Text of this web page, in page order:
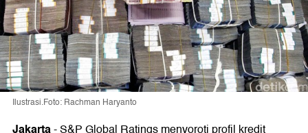
Ilustrasi.Foto: Rachman Haryanto